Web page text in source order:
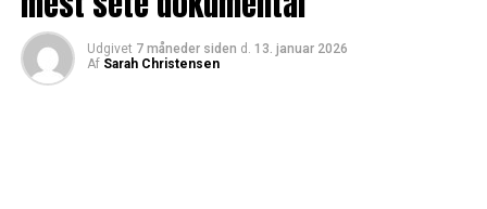
Udgivet 7 måneder siden d. 13. januar 2026
Af Sarah Christensen